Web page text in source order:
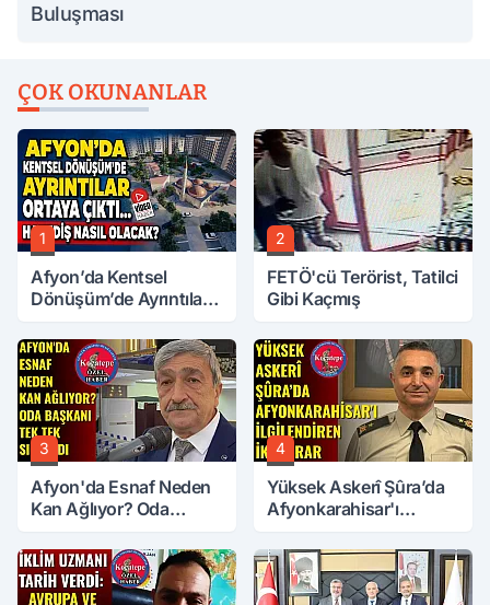
Buluşması
ÇOK OKUNANLAR
1
Afyon’da Kentsel
Dönüşüm’de Ayrıntılar
Nasıl Olacak?
2
FETÖ'cü Terörist, Tatilci
Gibi Kaçmış
3
Afyon'da Esnaf Neden
Kan Ağlıyor? Oda
4
Yüksek Askerî Şûra’da
Afyonkarahisar'ı